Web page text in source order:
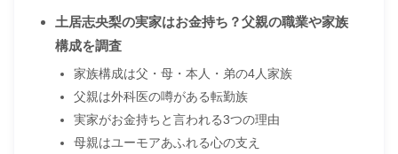
土居志央梨の実家はお金持ち？父親の職業や家族
構成を調査
家族構成は父・母・本人・弟の4人家族
父親は外科医の噂がある転勤族
実家がお金持ちと言われる3つの理由
母親はユーモアあふれる心の支え